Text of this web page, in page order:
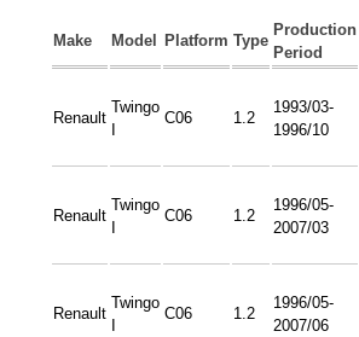
Make Model Platform Type
Production
Period
Renault
Twingo
C06 1.2
1993/03-
1996/10
Renault
Twingo
C06 1.2
1996/05-
2007/03
Renault
Twingo
C06 1.2
1996/05-
2007/06